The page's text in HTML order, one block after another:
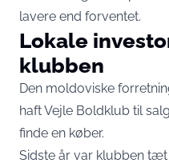
lavere end forventet.
Lokale
klubben
Den moldoviske
haft Vejle Boldklub til
finde en køber.
Sidste år var klubben